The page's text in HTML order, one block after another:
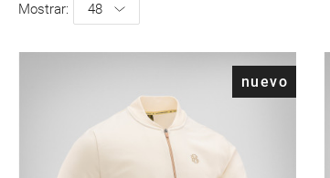
Mostrar
nuevo